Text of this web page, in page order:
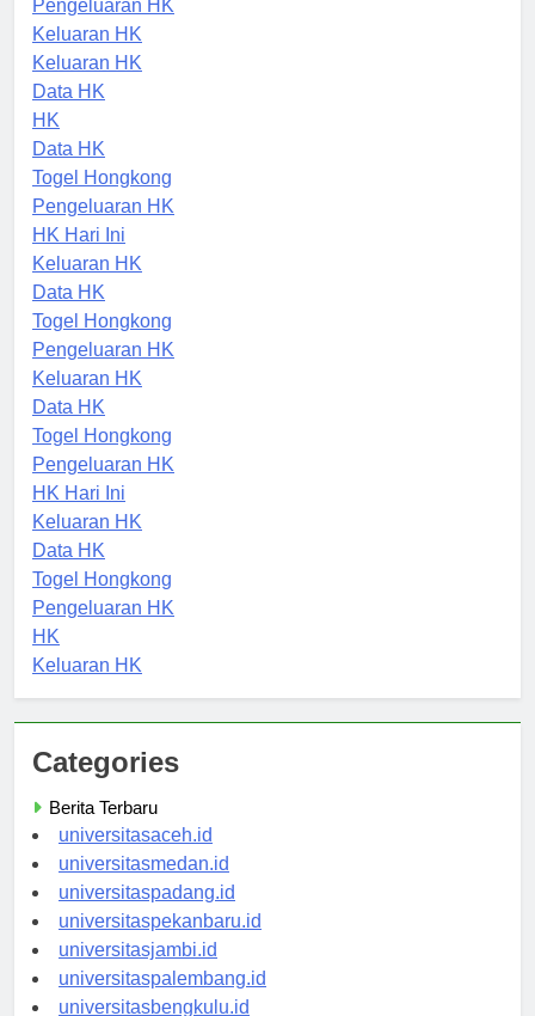
Pengeluaran HK
Keluaran HK
Keluaran HK
Data HK
HK
Data HK
Togel Hongkong
Pengeluaran HK
HK Hari Ini
Keluaran HK
Data HK
Togel Hongkong
Pengeluaran HK
Keluaran HK
Data HK
Togel Hongkong
Pengeluaran HK
HK Hari Ini
Keluaran HK
Data HK
Togel Hongkong
Pengeluaran HK
HK
Categories
Berita Terbaru
universitasaceh.id
universitasmedan.id
universitaspadang.id
universitaspekanbaru.id
universitasjambi.id
universitaspalembang.id